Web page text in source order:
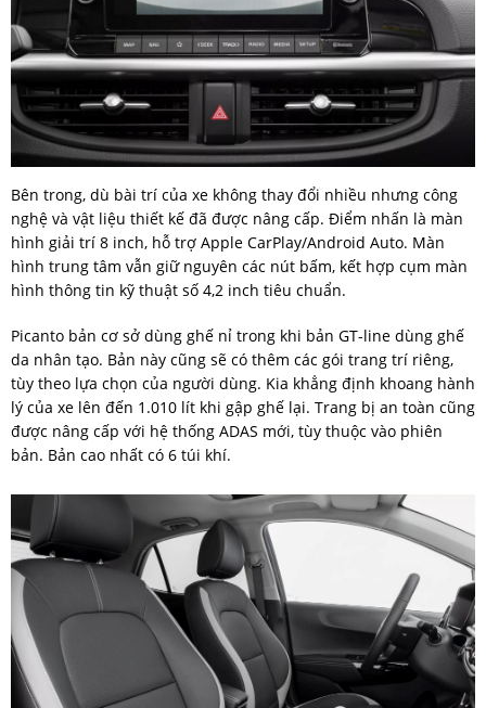
Bên trong, dù bài trí của xe không thay đổi nhiều nhưng công
nghệ và vật liệu thiết kế đã được nâng cấp. Điểm nhấn là màn
hình giải trí 8 inch, hỗ trợ Apple CarPlay/Android Auto. Màn
hình trung tâm vẫn giữ nguyên các nút bấm, kết hợp cụm màn
hình thông tin kỹ thuật số 4,2 inch tiêu chuẩn.
Picanto bản cơ sở dùng ghế nỉ trong khi bản GT-line dùng ghế
da nhân tạo. Bản này cũng sẽ có thêm các gói trang trí riêng,
tùy theo lựa chọn của người dùng. Kia khẳng định khoang hành
lý của xe lên đến 1.010 lít khi gập ghế lại. Trang bị an toàn cũng
được nâng cấp với hệ thống ADAS mới, tùy thuộc vào phiên
bản. Bản cao nhất có 6 túi khí.